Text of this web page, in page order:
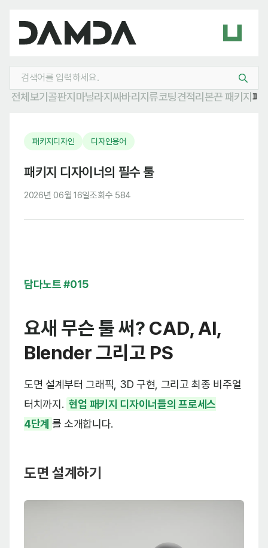
전체보기골판지 마닐라지 싸바리 지류코팅견적리본끈 패키지 패
패키지디자인 디자인용어
패키지 디자이너의 필수 툴
2026년 06월 16일조회수 584
담다노트 #015
요새 무슨 툴 써? CAD, AI,
Blender 그리고 PS
도면 설계부터 그래픽, 3D 구현, 그리고 최종 비주얼
터치까지. 현업 패키지 디자이너들의 프로세스
4단계 를 소개합니다.
도면 설계하기